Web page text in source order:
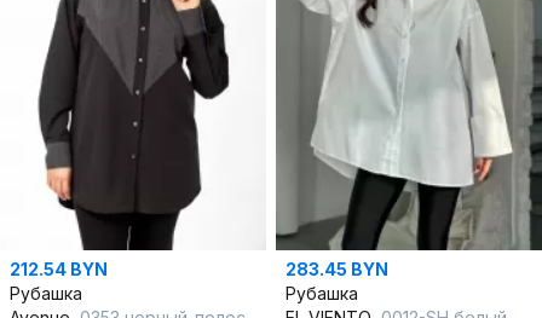
212.54 BYN
Рубашка
283.45 BYN
Рубашка